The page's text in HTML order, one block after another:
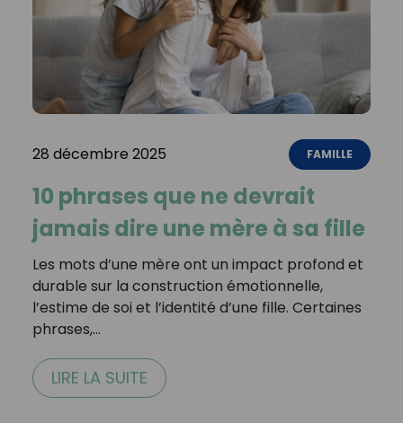
28 décembre 2025 FAMILLE
10 phrases que ne devrait
jamais dire une mère à sa fille
Les mots d’une mère ont un impact profond et
durable sur la construction émotionnelle,
l’estime de soi et l’identité d’une fille. Certaines
phrases,…
LIRE LA SUITE